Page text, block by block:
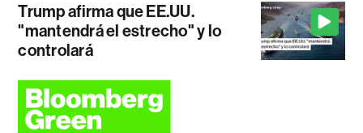
Trump afirma que EE.UU.
"mantendrá el estrecho" y lo
controlará